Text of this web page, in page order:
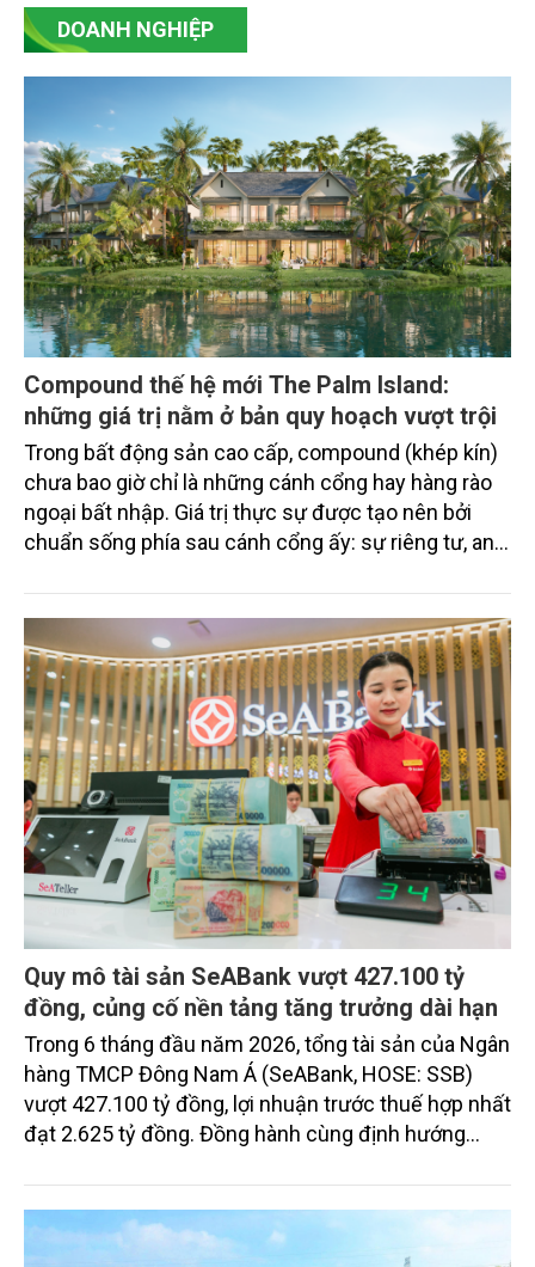
DOANH NGHIỆP
Compound thế hệ mới The Palm Island:
những giá trị nằm ở bản quy hoạch vượt trội
Trong bất động sản cao cấp, compound (khép kín)
chưa bao giờ chỉ là những cánh cổng hay hàng rào
ngoại bất nhập. Giá trị thực sự được tạo nên bởi
chuẩn sống phía sau cánh cổng ấy: sự riêng tư, an
vụ được thiết kế dành riêng cho họ.
Quy mô tài sản SeABank vượt 427.100 tỷ
đồng, củng cố nền tảng tăng trưởng dài hạn
Trong 6 tháng đầu năm 2026, tổng tài sản của Ngân
hàng TMCP Đông Nam Á (SeABank, HOSE: SSB)
vượt 427.100 tỷ đồng, lợi nhuận trước thuế hợp nhất
đạt 2.625 tỷ đồng. Đồng hành cùng định hướng
SeABank tiếp tục duy trì hoạt động hiệu quả, mở
rộng tín dụng, củng cố nguồn vốn và đảm bảo các
chỉ tiêu an toàn.